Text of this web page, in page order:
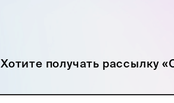
Хотите получать рассылку